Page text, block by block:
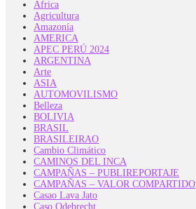
Africa
Agricultura
Amazonía
AMERICA
APEC PERÚ 2024
ARGENTINA
Arte
ASIA
AUTOMOVILISMO
Belleza
BOLIVIA
BRASIL
BRASILEIRAO
Cambio Climático
CAMINOS DEL INCA
CAMPAÑAS – PUBLIREPORTAJE
CAMPAÑAS – VALOR COMPARTIDO
Casao Lava Jato
Caso Odebrecht